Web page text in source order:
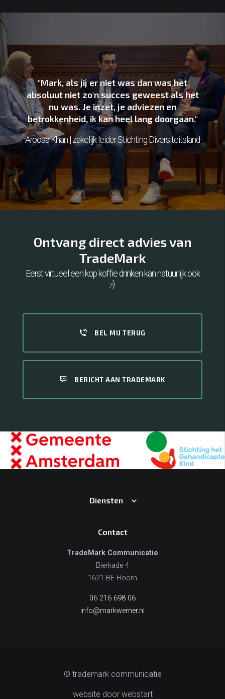
"Mark, als jij er niet was dan was het
absoluut niet zo'n succes geweest als het
nu was. Je inzet, je adviezen en
betrokkenheid, ik kan heel lang doorgaan."
Aroosa Khan | zakelijk leider Stichting Diversiteitsland
Ontvang direct advies van
TradeMark
Eerst virtueel een kop koffie drinken kan natuurlijk ook
;-)
BEL MIJ TERUG
BERICHT AAN TRADEMARK
Diensten
Contact
TradeMark Communicatie
Bierkade 4
1621 BE Hoorn
06 216 698 06
info@markwerner.nl
© trademark communicatie
website door webstart